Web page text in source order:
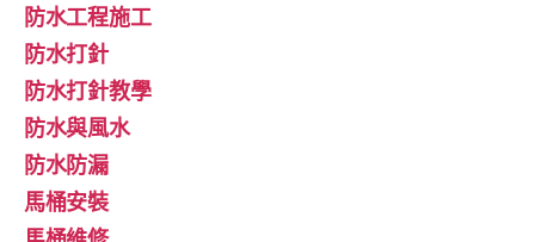
防水工程施工
防水打針
防水打針教學
防水與風水
防水防漏
馬桶安裝